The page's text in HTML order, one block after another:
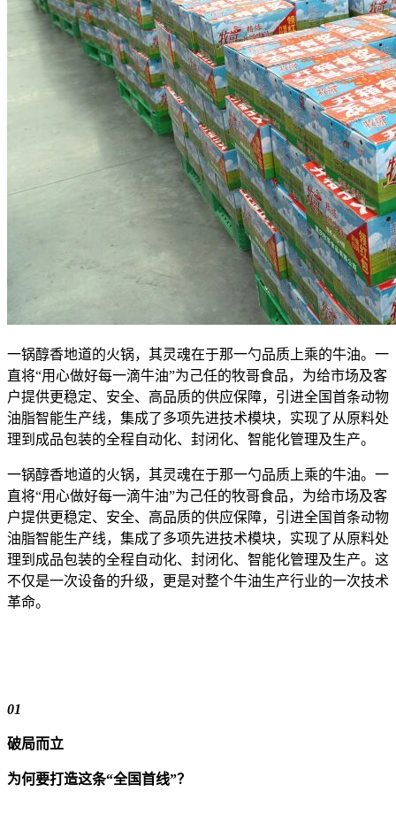
一锅醇香地道的火锅，其灵魂在于那一勺品质上乘的牛油。一
直将“用心做好每一滴牛油”为己任的牧哥食品，为给市场及客
户提供更稳定、安全、高品质的供应保障，引进全国首条动物
油脂智能生产线，集成了多项先进技术模块，实现了从原料处
理到成品包装的全程自动化、封闭化、智能化管理及生产。
一锅醇香地道的火锅，其灵魂在于那一勺品质上乘的牛油。一
直将“用心做好每一滴牛油”为己任的牧哥食品，为给市场及客
户提供更稳定、安全、高品质的供应保障，引进全国首条动物
油脂智能生产线，集成了多项先进技术模块，实现了从原料处
理到成品包装的全程自动化、封闭化、智能化管理及生产。这
不仅是一次设备的升级，更是对整个牛油生产行业的一次技术
革命。
01
破局而立
为何要打造这条“全国首线”？